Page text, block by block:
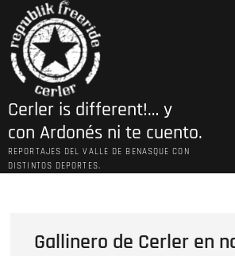
contenido
Cerler is different!… y
con Ardonés ni te cuento.
REPORTAJES DEL VALLE DE BENASQUE CON
DISTINTOS DEPORTES.
Gallinero de Cerler en